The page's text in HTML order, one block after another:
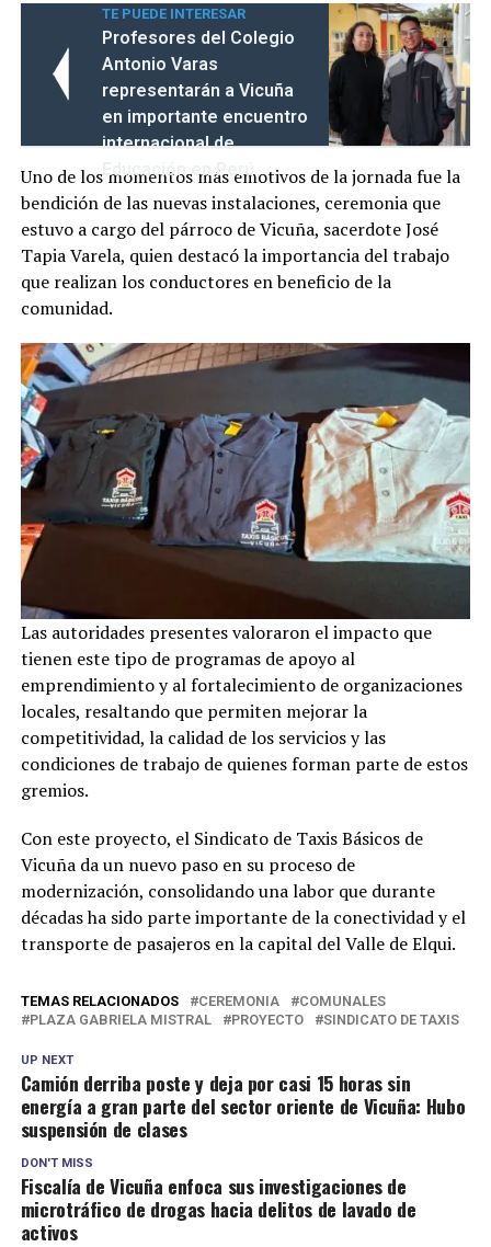
TE PUEDE INTERESAR
Profesores del Colegio
Antonio Varas
representarán a Vicuña
en importante encuentro
internacional de
Educación en Perú
Uno de los momentos más emotivos de la jornada fue la
bendición de las nuevas instalaciones, ceremonia que
estuvo a cargo del párroco de Vicuña, sacerdote José
Tapia Varela, quien destacó la importancia del trabajo
que realizan los conductores en beneficio de la
comunidad.
Las autoridades presentes valoraron el impacto que
tienen este tipo de programas de apoyo al
emprendimiento y al fortalecimiento de organizaciones
locales, resaltando que permiten mejorar la
competitividad, la calidad de los servicios y las
condiciones de trabajo de quienes forman parte de estos
gremios.
Con este proyecto, el Sindicato de Taxis Básicos de
Vicuña da un nuevo paso en su proceso de
modernización, consolidando una labor que durante
décadas ha sido parte importante de la conectividad y el
transporte de pasajeros en la capital del Valle de Elqui.
TEMAS RELACIONADOS CEREMONIA
COMUNALES
PLAZA GABRIELA MISTRAL
PROYECTO SINDICATO DE TAXIS
UP NEXT
Camión derriba poste y deja por casi 15 horas sin
energía a gran parte del sector oriente de Vicuña: Hubo
suspensión de clases
DON'T MISS
Fiscalía de Vicuña enfoca sus investigaciones de
microtráfico de drogas hacia delitos de lavado de
activos